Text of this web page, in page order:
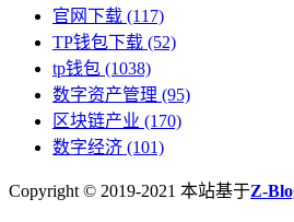
官网下载 (117)
TP钱包下载 (52)
tp钱包 (1038)
数字资产管理 (95)
区块链产业 (170)
数字经济 (101)
Copyright © 2019-2021 本站基于Z-